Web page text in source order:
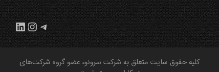
تلگرام
اینستاگرم
لینکداین
کلیه حقوق سایت متعلق به شرکت سرونو، عضو گروه شرکت‌های